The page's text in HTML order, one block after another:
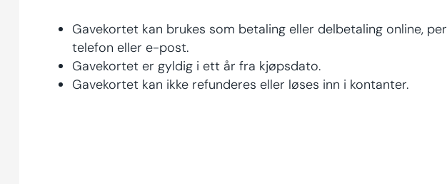
Gavekortet kan brukes som betaling eller delbetaling online, per
telefon eller e-post.
Gavekortet er gyldig i ett år fra kjøpsdato.
Gavekortet kan ikke refunderes eller løses inn i kontanter.